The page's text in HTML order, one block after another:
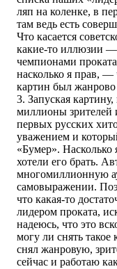
ляп на коленке, в
там ведь есть
Что касается
какие-то иллюзии
чемпионами
насколько я прав,
картин был жанрово
3. Запуская
миллионы зрителей
первых русских
уважением и
«Бумер».
хотели его брать.
многомиллионную
самовыражении.
что какая-то
лидером проката,
надеюсь, что это
могу ли снять
снял жанровую,
сейчас и работаю